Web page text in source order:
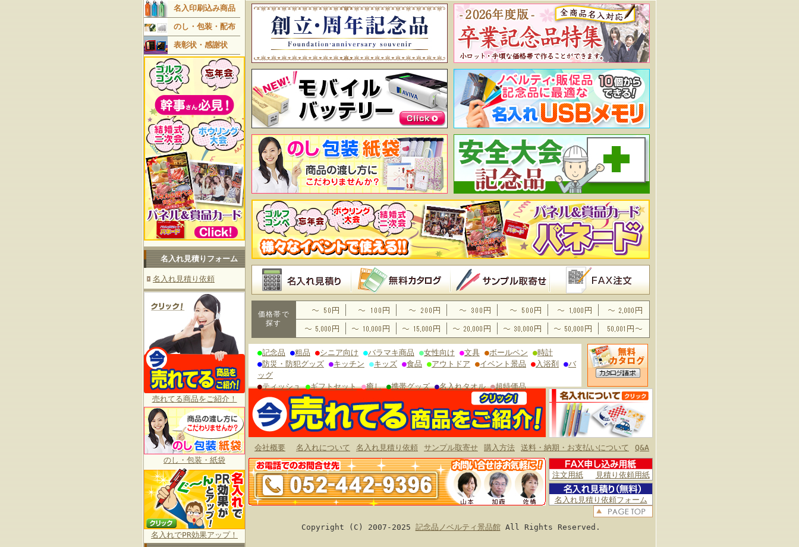
名入印刷込み商品
のし・包装・配布
表彰状・感謝状
名入れ見積りフォーム
名入れ見積り依頼
売れてる商品をご紹介！
のし・包装・紙袋
名入れでPR効果アップ！
価格帯で
探す
●記念品 ●粗品 ●シニア向け ●バラマキ商品 ●女性向け ●文具 ●ボールペン ●時計
●防災・防犯グッズ ●キッチン ●キッズ ●食品 ●アウトドア ●イベント景品 ●入浴剤 ●バ
ッグ
●ティッシュ ●ギフトセット ●癒し ●携帯グッズ ●名入れタオル ●超特価品
会社概要 名入れについて 名入れ見積り依頼 サンプル取寄せ 購入方法 送料・納期・お支払いについて Q&A
注文用紙 見積り依頼用紙
名入れ見積り依頼フォーム
Copyright (C) 2007-2025 記念品ノベルティ景品館All Rights Reserved.